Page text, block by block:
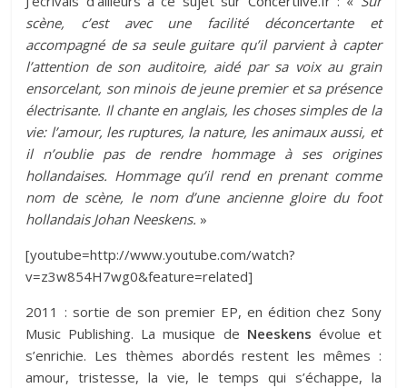
scène, c’est avec une facilité déconcertante et
accompagné de sa seule guitare qu’il parvient à capter
l’attention de son auditoire, aidé par sa voix au grain
ensorcelant, son minois de jeune premier et sa présence
électrisante. Il chante en anglais, les choses simples de la
vie: l’amour, les ruptures, la nature, les animaux aussi, et
il n’oublie pas de rendre hommage à ses origines
hollandaises. Hommage qu’il rend en prenant comme
nom de scène, le nom d’une ancienne gloire du foot
hollandais Johan Neeskens. »
[youtube=http://www.youtube.com/watch?
v=z3w854H7wg0&feature=related]
2011 : sortie de son premier EP, en édition chez Sony
Music Publishing. La musique de Neeskens évolue et
s’enrichie. Les thèmes abordés restent les mêmes :
amour, tristesse, la vie, le temps qui s’échappe, la